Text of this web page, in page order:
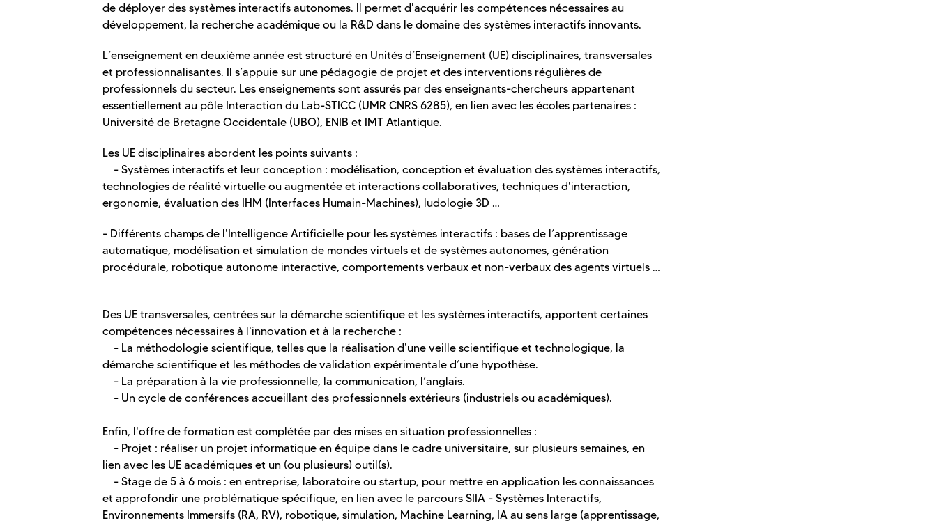
de déployer des systèmes interactifs autonomes. Il permet d'acquérir les compétences nécessaires au
développement, la recherche académique ou la R&D dans le domaine des systèmes interactifs innovants.
L’enseignement en deuxième année est structuré en Unités d’Enseignement (UE) disciplinaires, transversales
et professionnalisantes. Il s’appuie sur une pédagogie de projet et des interventions régulières de
professionnels du secteur. Les enseignements sont assurés par des enseignants-chercheurs appartenant
essentiellement au pôle Interaction du Lab-STICC (UMR CNRS 6285), en lien avec les écoles partenaires :
Université de Bretagne Occidentale (UBO), ENIB et IMT Atlantique.
Les UE disciplinaires abordent les points suivants :
- Systèmes interactifs et leur conception : modélisation, conception et évaluation des systèmes interactifs,
technologies de réalité virtuelle ou augmentée et interactions collaboratives, techniques d'interaction,
ergonomie, évaluation des IHM (Interfaces Humain-Machines), ludologie 3D …
- Différents champs de l'Intelligence Artificielle pour les systèmes interactifs : bases de l’apprentissage
automatique, modélisation et simulation de mondes virtuels et de systèmes autonomes, génération
procédurale, robotique autonome interactive, comportements verbaux et non-verbaux des agents virtuels …
Des UE transversales, centrées sur la démarche scientifique et les systèmes interactifs, apportent certaines
compétences nécessaires à l'innovation et à la recherche :
- La méthodologie scientifique, telles que la réalisation d'une veille scientifique et technologique, la
démarche scientifique et les méthodes de validation expérimentale d’une hypothèse.
- La préparation à la vie professionnelle, la communication, l’anglais.
- Un cycle de conférences accueillant des professionnels extérieurs (industriels ou académiques).
Enfin, l'offre de formation est complétée par des mises en situation professionnelles :
- Projet : réaliser un projet informatique en équipe dans le cadre universitaire, sur plusieurs semaines, en
lien avec les UE académiques et un (ou plusieurs) outil(s).
- Stage de 5 à 6 mois : en entreprise, laboratoire ou startup, pour mettre en application les connaissances
et approfondir une problématique spécifique, en lien avec le parcours SIIA - Systèmes Interactifs,
Environnements Immersifs (RA, RV), robotique, simulation, Machine Learning, IA au sens large (apprentissage,